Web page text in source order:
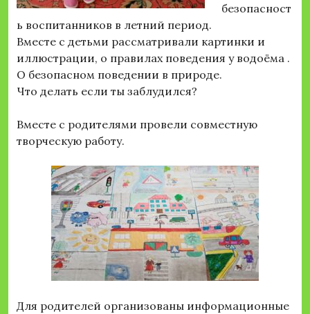
безопасност
ь воспитанников в летний период.
Вместе с детьми рассматривали картинки и
иллюстрации, о правилах поведения у водоёма .
О безопасном поведении в природе.
Что делать если ты заблудился?
Вместе с родителями провели совместную
творческую работу.
Для родителей организованы информационные